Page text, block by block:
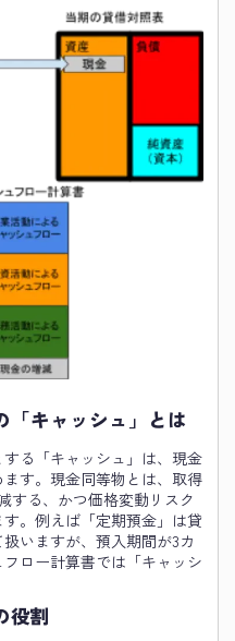
「キャッシュ」とは
る「キャッシュ」は、現金
す。現金同等物とは、取得
する、かつ価格変動リスク
。例えば「定期預金」は貸
いますが、預入期間が3カ
ロー計算書では「キャッシ
役割